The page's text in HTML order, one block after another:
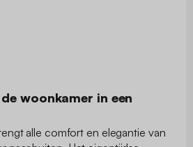
woonkamer in een
alle comfort en elegantie van